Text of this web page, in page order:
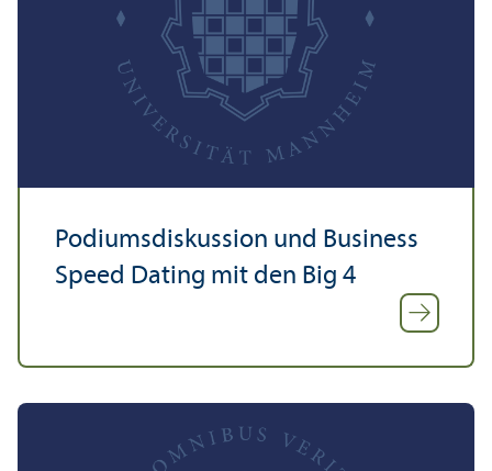
Podiumsdiskussion und Business
Speed Dating mit den Big 4